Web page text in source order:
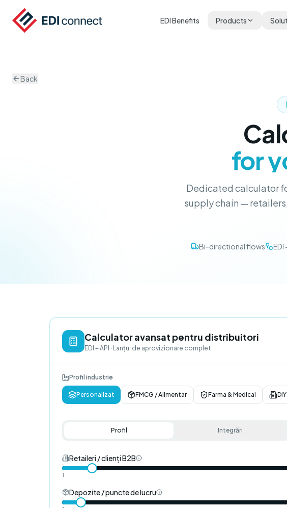
EDI Benefits Products
Back
for
Dedicated calculator
supply chain —
Bi-directional flows EDI
Calculator avansat pentru distribuitori
EDI + API · Lanțul de aprovizionare complet
Profil industrie
Personalizat FMCG / Alimentar Farma & Medical
Profil Integrări
Retaileri / clienți B2B
1
Depozite / puncte de lucru